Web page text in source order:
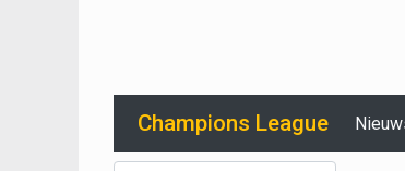
Champions League